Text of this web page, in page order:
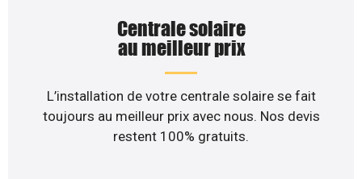
Centrale solaire
au meilleur prix
L’installation de votre centrale solaire se fait
toujours au meilleur prix avec nous. Nos devis
restent 100% gratuits.